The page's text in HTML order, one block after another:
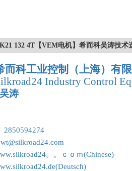
K21 132 4T【VEM电机】希而科吴涛技术
而科工业控制（上海）有
Industry Control
吴涛
2850594274
。。ｃｏｍ(Chinese)